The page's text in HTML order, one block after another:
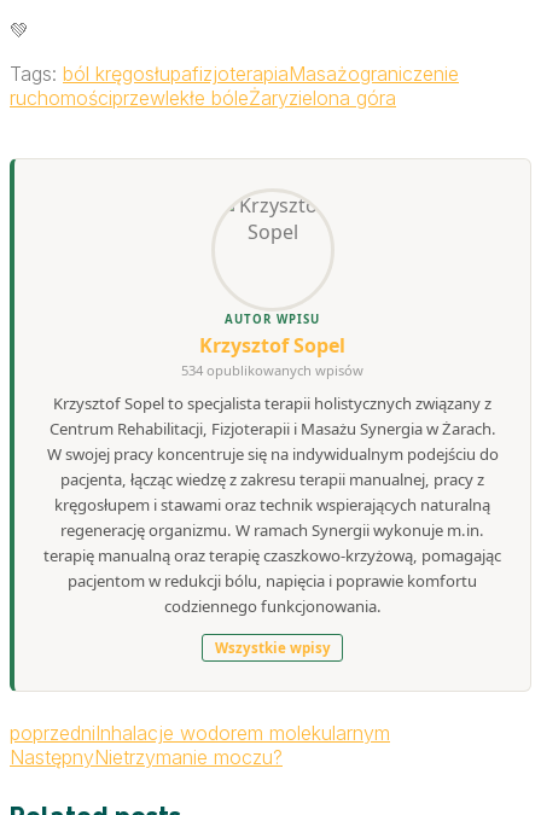
💚
Tags: ból kręgosłupafizjoterapiaMasażograniczenie
ruchomościprzewlekłe bóleŻaryzielona góra
AUTOR WPISU
Krzysztof Sopel
534 opublikowanych wpisów
Krzysztof Sopel to specjalista terapii holistycznych związany z
Centrum Rehabilitacji, Fizjoterapii i Masażu Synergia w Żarach.
W swojej pracy koncentruje się na indywidualnym podejściu do
pacjenta, łącząc wiedzę z zakresu terapii manualnej, pracy z
kręgosłupem i stawami oraz technik wspierających naturalną
regenerację organizmu. W ramach Synergii wykonuje m.in.
terapię manualną oraz terapię czaszkowo-krzyżową, pomagając
pacjentom w redukcji bólu, napięcia i poprawie komfortu
codziennego funkcjonowania.
Wszystkie wpisy
poprzedniInhalacje wodorem molekularnym
NastępnyNietrzymanie moczu?